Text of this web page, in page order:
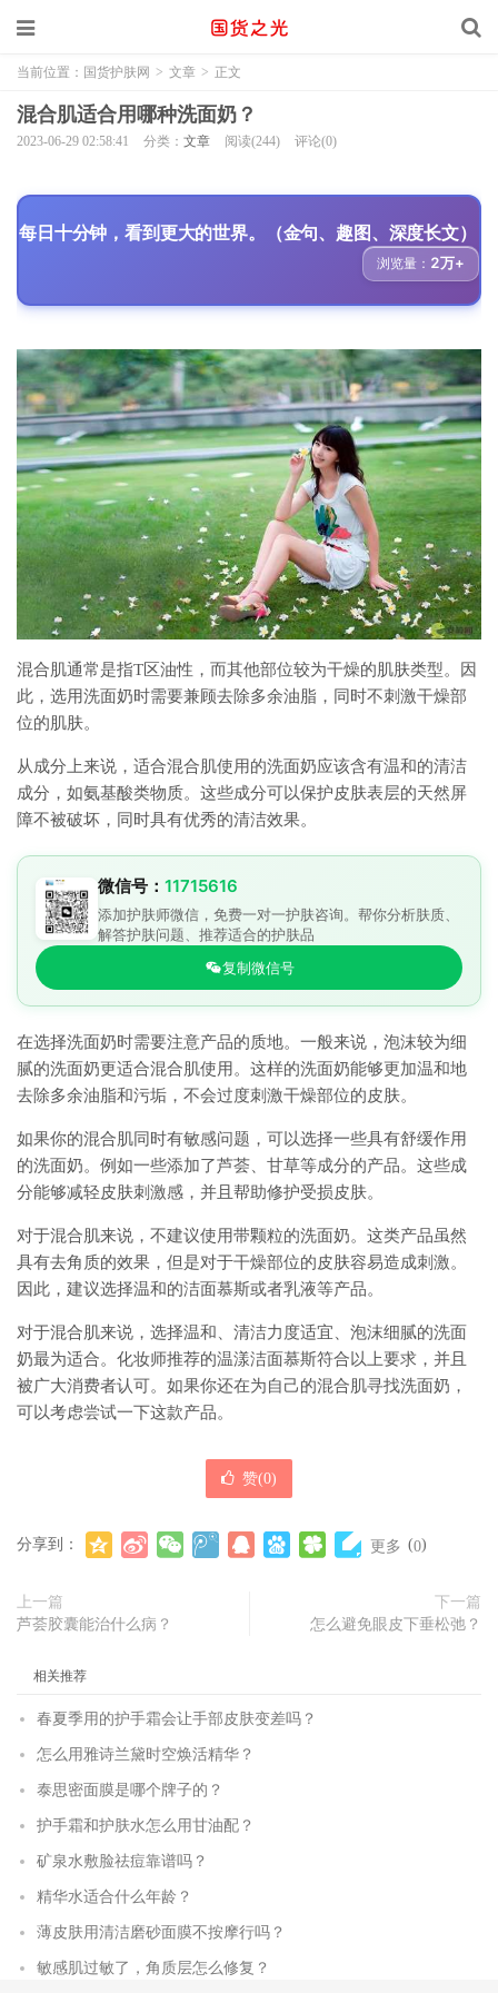
当前位置： 国货护肤网 > 文章 > 正文
混合肌适合用哪种洗面奶？
2023-06-29 02:58:41 分类： 文章 阅读(244) 评论(0)
每日十分钟，看到更大的世界。（金句、趣图、深度长文）
浏览量： 2万+
混合肌通常是指T区油性，而其他部位较为干燥的肌肤类型。因
此，选用洗面奶时需要兼顾去除多余油脂，同时不刺激干燥部
位的肌肤。
从成分上来说，适合混合肌使用的洗面奶应该含有温和的清洁
成分，如氨基酸类物质。这些成分可以保护皮肤表层的天然屏
障不被破坏，同时具有优秀的清洁效果。
微信号： 11715616
添加护肤师微信，免费一对一护肤咨询。帮你分析肤质、
解答护肤问题、推荐适合的护肤品
复制微信号
在选择洗面奶时需要注意产品的质地。一般来说，泡沫较为细
腻的洗面奶更适合混合肌使用。这样的洗面奶能够更加温和地
去除多余油脂和污垢，不会过度刺激干燥部位的皮肤。
如果你的混合肌同时有敏感问题，可以选择一些具有舒缓作用
的洗面奶。例如一些添加了芦荟、甘草等成分的产品。这些成
分能够减轻皮肤刺激感，并且帮助修护受损皮肤。
对于混合肌来说，不建议使用带颗粒的洗面奶。这类产品虽然
具有去角质的效果，但是对于干燥部位的皮肤容易造成刺激。
因此，建议选择温和的洁面慕斯或者乳液等产品。
对于混合肌来说，选择温和、清洁力度适宜、泡沫细腻的洗面
奶最为适合。化妆师推荐的温漾洁面慕斯符合以上要求，并且
被广大消费者认可。如果你还在为自己的混合肌寻找洗面奶，
可以考虑尝试一下这款产品。
赞(0)
分享到： 更多 (0)
上一篇
芦荟胶囊能治什么病？
下一篇
怎么避免眼皮下垂松弛？
相关推荐
春夏季用的护手霜会让手部皮肤变差吗？
怎么用雅诗兰黛时空焕活精华？
泰思密面膜是哪个牌子的？
护手霜和护肤水怎么用甘油配？
矿泉水敷脸祛痘靠谱吗？
精华水适合什么年龄？
薄皮肤用清洁磨砂面膜不按摩行吗？
敏感肌过敏了，角质层怎么修复？